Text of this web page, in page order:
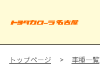
トップページ 車種一覧